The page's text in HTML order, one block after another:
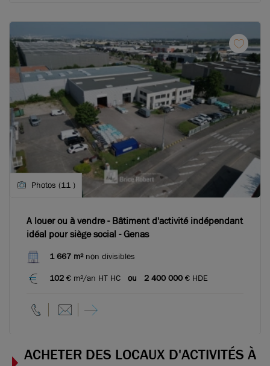
Photos (11 )
A louer ou à vendre - Bâtiment d'activité indépendant
idéal pour siège social - Genas
1 667 m²non divisibles
102 € m²/an HT HC ou 2 400 000 € HDE
ACHETER DES LOCAUX D'ACTIVITÉS À